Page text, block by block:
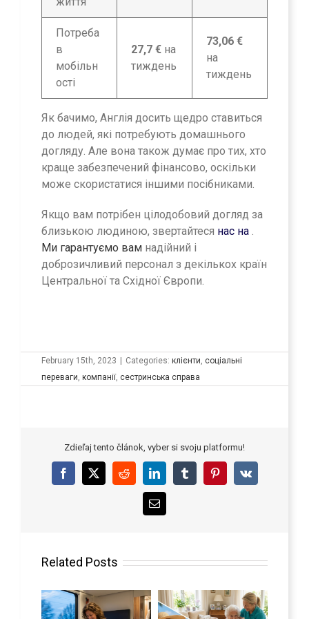
Потреба
в
мобільн
ості
27,7 € на
тиждень
73,06 €
на
тиждень
Як бачимо, Англія досить щедро ставиться
до людей, які потребують домашнього
догляду. Але вона також думає про тих, хто
краще забезпечений фінансово, оскільки
може скористатися іншими посібниками.
Якщо вам потрібен цілодобовий догляд за
близькою людиною, звертайтеся нас на
Ми гарантуємо вам надійний і
доброзичливий персонал з декількох країн
Центральної та Східної Європи.
February 15th, 2023 | Categories: клієнти соціальні
переваги компанії, сестринська справа
Zdieľaj tento článok, vyber si svoju platformu!
Facebook
X RedditLinkedInTumblrPinterest
Vk
Email
Related Posts